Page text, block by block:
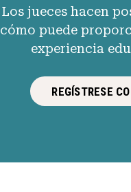
Los jueces hacen
cómo puede
experiencia
REGÍSTRESE